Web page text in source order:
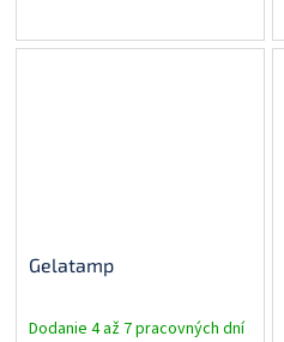
(26 g/m²) na...
Gelatamp
Dodanie 4 až 7 pracovných dní